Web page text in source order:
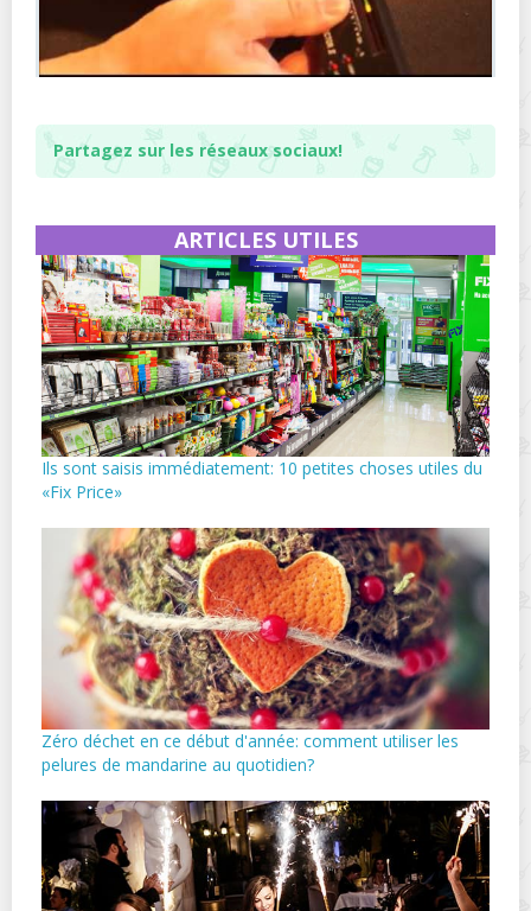
Partagez sur les réseaux sociaux!
ARTICLES UTILES
Ils sont saisis immédiatement: 10 petites choses utiles du
«Fix Price»
Zéro déchet en ce début d'année: comment utiliser les
pelures de mandarine au quotidien?